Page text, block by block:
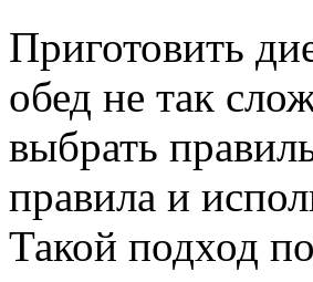
Приготовить
обед не так
выбрать
правила и
Такой подход